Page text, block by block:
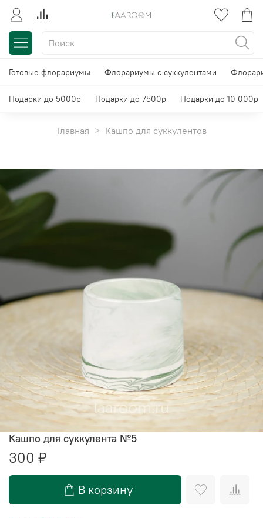
Готовые флорариумы Флорариумы с суккулентами
Подарки до 5000р Подарки до 7500р Подарки до 10 000р
Главная Кашпо для суккулентов
Кашпо для суккулента №5
300 ₽
В корзину